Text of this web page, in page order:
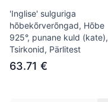
'Inglise' sulguriga
hõbekõrverõngad, Hõbe
925°, punane kuld (kate),
Tsirkonid, Pärlitest
63.71 €